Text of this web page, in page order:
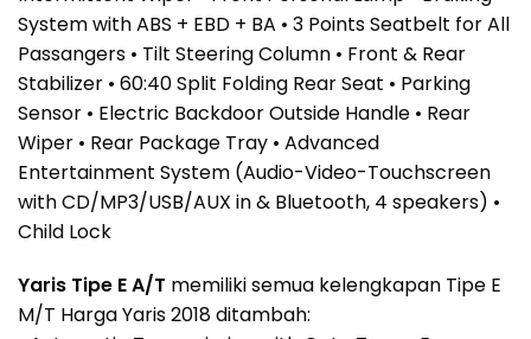
System with ABS + EBD + BA • 3 Points Seatbelt for All
Passangers • Tilt Steering Column • Front & Rear
Stabilizer • 60:40 Split Folding Rear Seat • Parking
Sensor • Electric Backdoor Outside Handle • Rear
Wiper • Rear Package Tray • Advanced
Entertainment System (Audio-Video-Touchscreen
with CD/MP3/USB/AUX in & Bluetooth, 4 speakers) •
Child Lock
Yaris Tipe E A/T memiliki semua kelengkapan Tipe E
M/T Harga Yaris 2018 ditambah: